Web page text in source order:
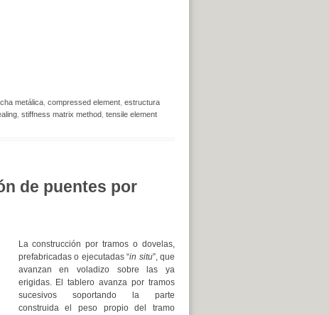
metálica, compressed element, estructura
, stiffness matrix method, tensile element
de puentes por
La construcción por tramos o dovelas,
prefabricadas o ejecutadas “in situ”, que
avanzan en voladizo sobre las ya
erigidas. El tablero avanza por tramos
sucesivos soportando la parte
construida el peso propio del tramo